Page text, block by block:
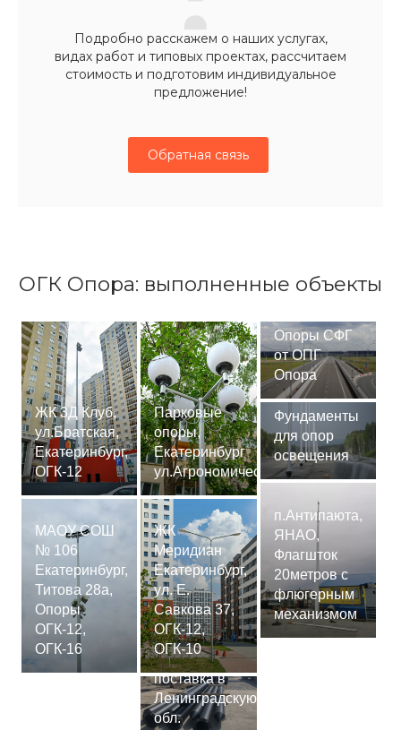
Подробно расскажем о наших услугах,
видах работ и типовых проектах, рассчитаем
стоимость и подготовим индивидуальное
предложение!
Обратная связь
ОГК Опора: выполненные объекты
ЖК 3Д Клуб,
ул.Братская,
Екатеринбург,
ОГК-12
МАОУ СОШ
№ 106
Екатеринбург,
Титова 28а,
Опоры
ОГК-12,
ОГК-16
Парковые
опоры,
Екатеринбург
ул.Агрономическая
ЖК
Меридиан
Екатеринбург,
ул. Е.
Савкова 37,
ОГК-12,
ОГК-10
Сваи
СМ-7,75м,
поставка в
Ленинградскую
обл.
Опоры СФГ
от ОПГ
Опора
Фундаменты
для опор
освещения
п.Антипаюта,
ЯНАО,
Флагшток
20метров с
флюгерным
механизмом